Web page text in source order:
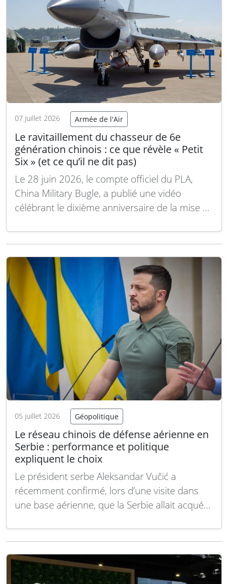
07 juillet 2026 Armée de l'Air
Le ravitaillement du chasseur de 6e
génération chinois : ce que révèle « Petit
Six » (et ce qu’il ne dit pas)
Le 28 juin 2026, le compte officiel du PLA,
China Military Bugle, a publié une vidéo
célébrant le dixième anniversaire de la mise en
deux dernières secondes, deux pilotes à bord
« D’abord le “Maître…
Lire la suite
05 juillet 2026 Géopolitique
Le réseau chinois de défense aérienne en
Serbie : performance et politique
expliquent le choix
Le président serbe Aleksandar Vučić a
récemment confirmé, lors d’une visite dans
une base aérienne, que la Serbie allait acquérir
chinois HQ-9. Ce contrat unique dépasse la
viendra s’ajouter aux systèmes chinois FK-3 de
moyenne portée et… Lire la suite